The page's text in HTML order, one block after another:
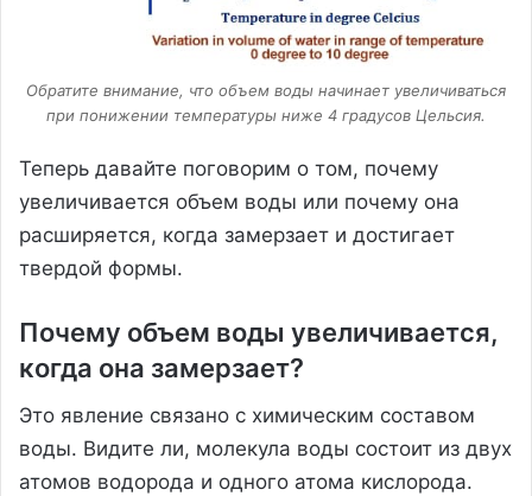
Обратите внимание, что объем воды начинает увеличиваться
при понижении температуры ниже 4 градусов Цельсия.
Теперь давайте поговорим о том, почему
увеличивается объем воды или почему она
расширяется, когда замерзает и достигает
твердой формы.
Почему объем воды увеличивается,
когда она замерзает?
Это явление связано с химическим составом
воды. Видите ли, молекула воды состоит из двух
атомов водорода и одного атома кислорода.